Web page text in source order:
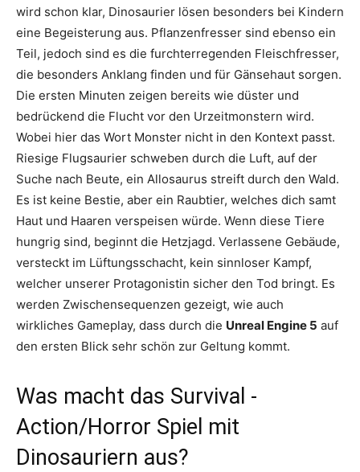
wird schon klar, Dinosaurier lösen besonders bei Kindern
eine Begeisterung aus. Pflanzenfresser sind ebenso ein
Teil, jedoch sind es die furchterregenden Fleischfresser,
die besonders Anklang finden und für Gänsehaut sorgen.
Die ersten Minuten zeigen bereits wie düster und
bedrückend die Flucht vor den Urzeitmonstern wird.
Wobei hier das Wort Monster nicht in den Kontext passt.
Riesige Flugsaurier schweben durch die Luft, auf der
Suche nach Beute, ein Allosaurus streift durch den Wald.
Es ist keine Bestie, aber ein Raubtier, welches dich samt
Haut und Haaren verspeisen würde. Wenn diese Tiere
hungrig sind, beginnt die Hetzjagd. Verlassene Gebäude,
versteckt im Lüftungsschacht, kein sinnloser Kampf,
welcher unserer Protagonistin sicher den Tod bringt. Es
werden Zwischensequenzen gezeigt, wie auch
wirkliches Gameplay, dass durch die Unreal Engine 5 auf
den ersten Blick sehr schön zur Geltung kommt.
Was macht das Survival -
Action/Horror Spiel mit
Dinosauriern aus?